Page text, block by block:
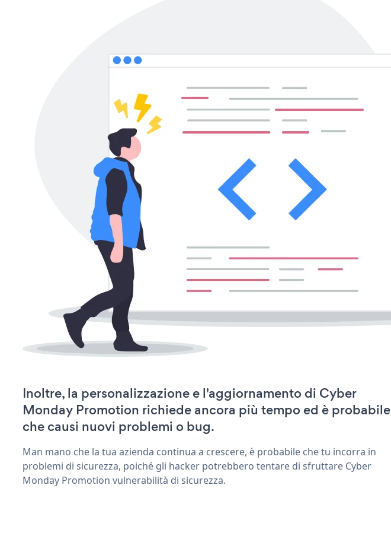
Inoltre, la personalizzazione e l'aggiornamento di Cyber
Monday Promotion richiede ancora più tempo ed è probabile
che causi nuovi problemi o bug.
Man mano che la tua azienda continua a crescere, è probabile che tu incorra in
problemi di sicurezza, poiché gli hacker potrebbero tentare di sfruttare Cyber
Monday Promotion vulnerabilità di sicurezza.